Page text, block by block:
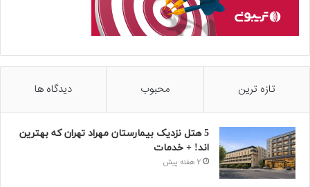
تازه ترین محبوب دیدگاه ها
5 هتل نزدیک بیمارستان مهراد تهران که بهترین‌
اند! + خدمات
2 هفته پیش